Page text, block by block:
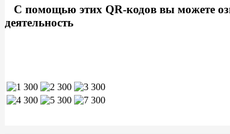
С помощью этих QR-кодов вы можете
деятельность